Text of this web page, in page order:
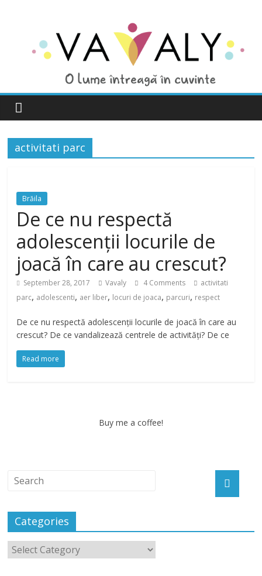
activitati parc
Brăila
De ce nu respectă
adolescenții locurile de
joacă în care au crescut?
September 28, 2017 Vavaly 4 Comments
activitati
parc, adolescenti, aer liber, locuri de joaca, parcuri, respect
De ce nu respectă adolescenții locurile de joacă în care au
crescut? De ce vandalizează centrele de activități? De ce
Read more
Buy me a coffee!
Categories